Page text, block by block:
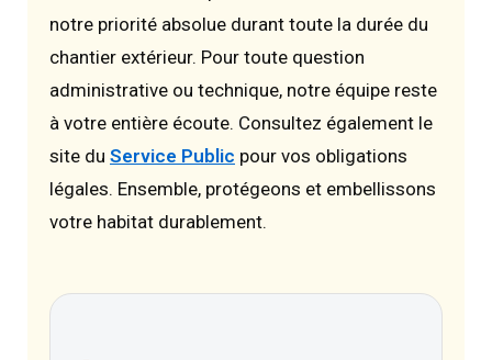
notre priorité absolue durant toute la durée du
chantier extérieur. Pour toute question
administrative ou technique, notre équipe reste
à votre entière écoute. Consultez également le
site du Service Public pour vos obligations
légales. Ensemble, protégeons et embellissons
votre habitat durablement.